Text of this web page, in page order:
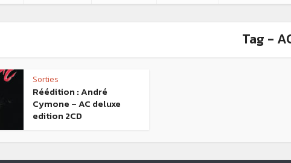
Tag -
Sorties
Réédition : André
Cymone – AC deluxe
edition 2CD